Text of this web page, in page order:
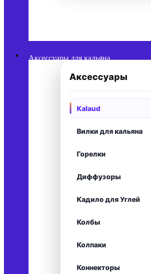
Аксессуары для кальяна
Аксессуары
Kalaud
Вилки для кальяна
Горелки
Диффузоры
Кадило для Углей
Колбы
Колпаки
Коннекторы